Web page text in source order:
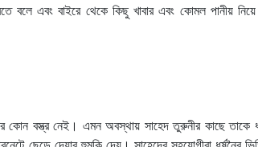
বলে এবং বাইরে থেকে কিছু খাবার এবং কোমল পানীয়
কোন বস্ত্র নেই। এমন অবস্থায় সাহেদ তুরুনীর কাছে তাকে